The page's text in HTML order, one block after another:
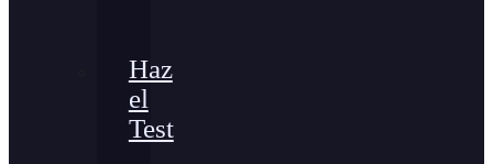
Haz
el
Test